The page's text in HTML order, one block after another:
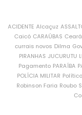
ACIDENTE Alcaçuz
Caicó CARAÚBAS Ceará
currais novos Dilma
PIRANHAS JUCURUTU
Pagamento PARAÍBA
POLÍCIA MILITAR Política
Robinson Faria Roubo